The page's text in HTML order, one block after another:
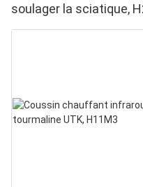
soulager la sciatique,